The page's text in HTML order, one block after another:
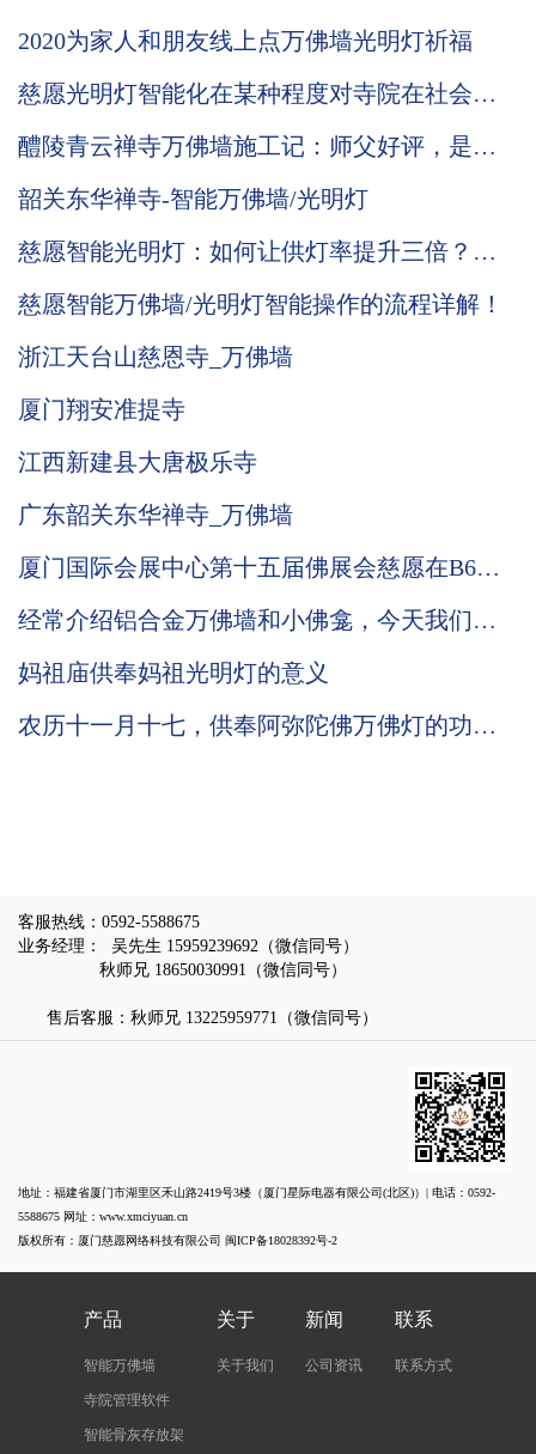
2020为家人和朋友线上点万佛墙光明灯祈福
慈愿光明灯智能化在某种程度对寺院在社会中
醴陵青云禅寺万佛墙施工记：师父好评，是我
韶关东华禅寺-智能万佛墙/光明灯
慈愿智能光明灯：如何让供灯率提升三倍？五
慈愿智能万佛墙/光明灯智能操作的流程详解！
浙江天台山慈恩寺_万佛墙
厦门翔安准提寺
江西新建县大唐极乐寺
广东韶关东华禅寺_万佛墙
厦门国际会展中心第十五届佛展会慈愿在B6区
经常介绍铝合金万佛墙和小佛龛，今天我们来
妈祖庙供奉妈祖光明灯的意义
农历十一月十七，供奉阿弥陀佛万佛灯的功德
客服热线： 0592-5588675
业务经理： 吴先生 15959239692 （微信同号）
秋师兄 18650030991 （微信同号）
售后客服：秋师兄 13225959771 （微信同号）
地址：福建省厦门市湖里区禾山路2419号3楼（厦门星际电器有限公司(北区)）| 电话： 0592-
5588675 网址： www.xmciyuan.cn
版权所有：厦门慈愿网络科技有限公司 闽ICP备18028392号-2
产品
智能万佛墙
寺院管理软件
智能骨灰存放架
关于
关于我们
新闻
公司资讯
联系
联系方式